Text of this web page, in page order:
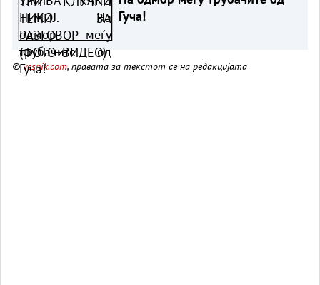
Гуча!
©vesnik.com, правата за текстот се на редакцијата